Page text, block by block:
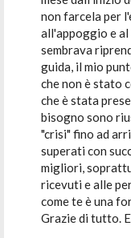
non farcela per
all'appoggio e
sembrava
guida, il mio
che non è stato
che è stata
bisogno sono
"crisi" fino ad
superati con
migliori,
ricevuti e alle
come te è una
Grazie di tutto.